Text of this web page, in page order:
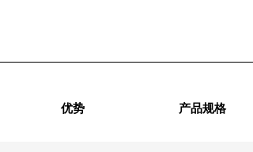
优势 产品规格